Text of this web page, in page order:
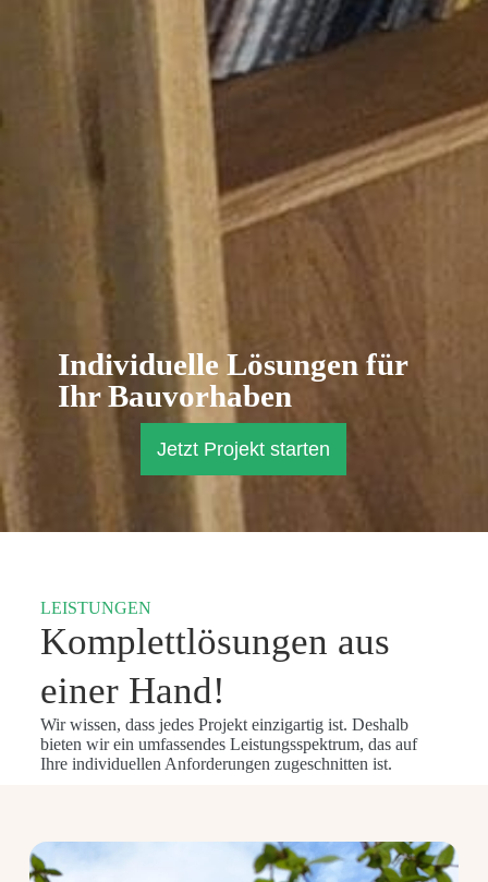
Individuelle Lösungen für
Ihr Bauvorhaben
Jetzt Projekt starten
LEISTUNGEN
Komplettlösungen aus
einer Hand!​
Wir wissen, dass jedes Projekt einzigartig ist. Deshalb
bieten wir ein umfassendes Leistungsspektrum, das auf
Ihre individuellen Anforderungen zugeschnitten ist.